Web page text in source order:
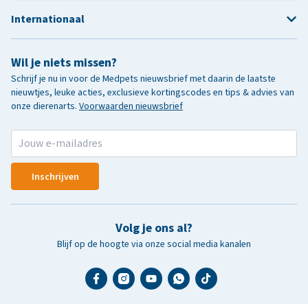
Wil je niets missen?
Schrijf je nu in voor de Medpets nieuwsbrief met daarin de laatste
nieuwtjes, leuke acties, exclusieve kortingscodes en tips & advies van
onze dierenarts. Voorwaarden nieuwsbrief
Inschrijven
Volg je ons al?
Blijf op de hoogte via onze social media kanalen
Internationaal